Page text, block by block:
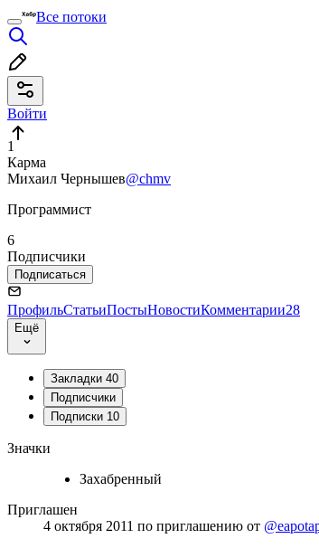
Все потоки
Войти
1
Карма
Михаил Чернышев@chmv
Программист
6
Подписчики
Подписаться
ПрофильСтатьиПостыНовостиКомментарии28
Ещё
Закладки 40
Подписчики
Подписки 10
Значки
Захабренный
Приглашен
4 октября 2011 по приглашению от